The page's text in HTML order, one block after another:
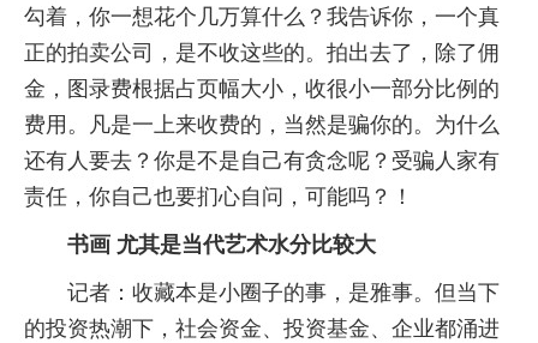
勾着，你一想花个几万算什么？我告诉你，一个真
正的拍卖公司，是不收这些的。拍出去了，除了佣
金，图录费根据占页幅大小，收很小一部分比例的
费用。凡是一上来收费的，当然是骗你的。为什么
还有人要去？你是不是自己有贪念呢？受骗人家有
责任，你自己也要扪心自问，可能吗？！
书画 尤其是当代艺术水分比较大
记者：收藏本是小圈子的事，是雅事。但当下
的投资热潮下，社会资金、投资基金、企业都涌进